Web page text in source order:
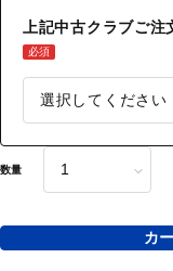
上記中古クラブご注
必須
数量
カ